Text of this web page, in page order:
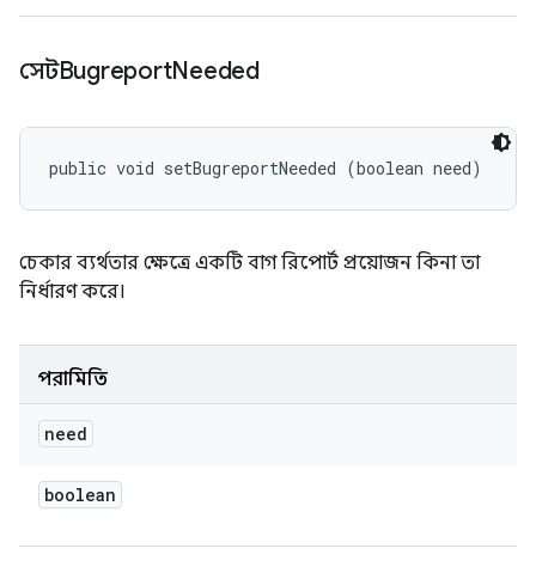
সেটBugreportNeeded
public void setBugreportNeeded (boolean need)
চেকার ব্যর্থতার ক্ষেত্রে একটি বাগ রিপোর্ট প্রয়োজন কিনা তা
নির্ধারণ করে।
পরামিতি
need
boolean